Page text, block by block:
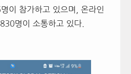
이 참가하고 있으며, 온라인
명이 소통하고 있다.